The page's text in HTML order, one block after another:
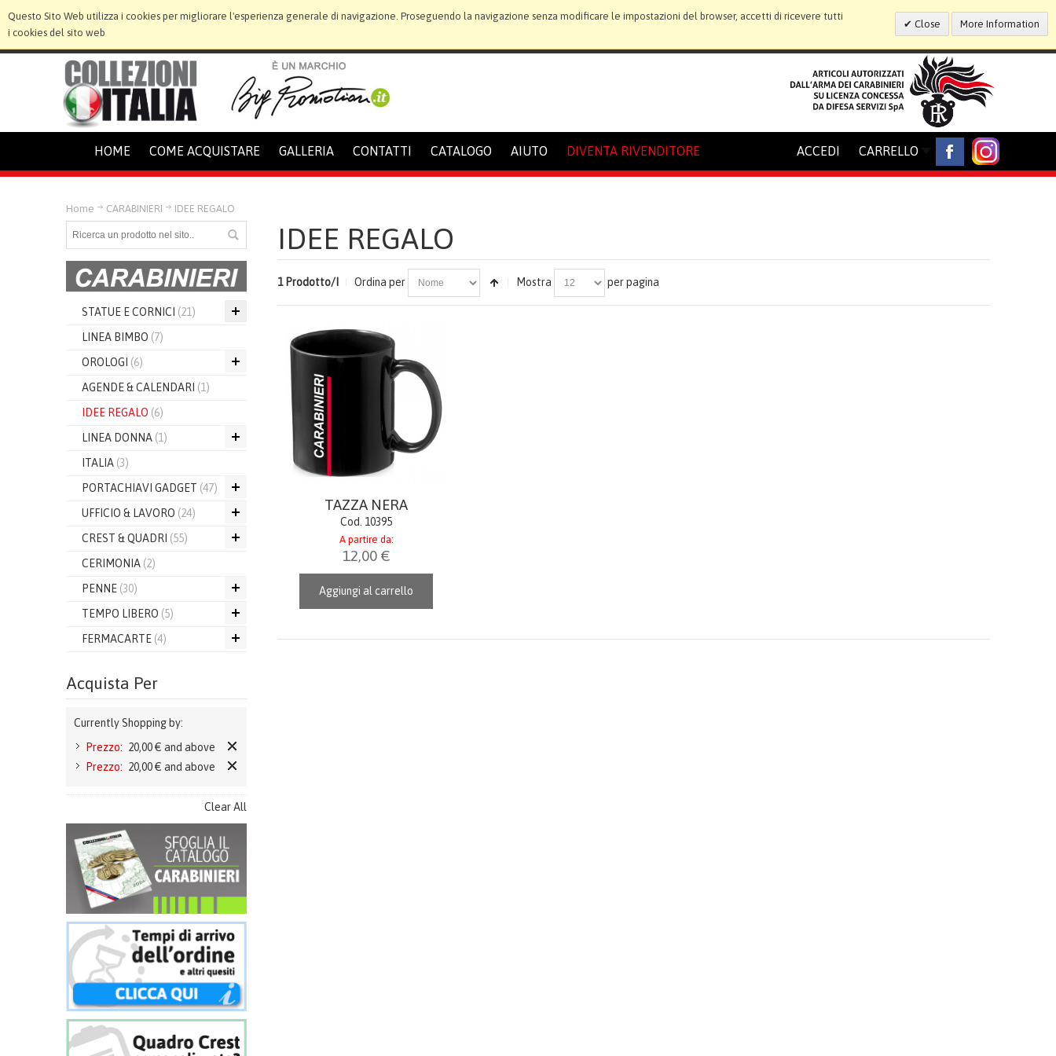
Questo Sito Web utilizza i cookies per migliorare l'esperienza generale di navigazione. Proseguendo la navigazione senza modificare le impostazioni del browser, accetti di ricevere tutti
i cookies del sito web
Close More Information
HOME COME ACQUISTARE GALLERIA CONTATTI CATALOGO AIUTO DIVENTA RIVENDITORE CARRELLO
ACCEDI
Home CARABINIERI IDEE REGALO
IDEE REGALO
1 Prodotto/I Ordina per Mostra per pagina
TAZZA NERA
Cod. 10395
A partire da:
12,00 €
Aggiungi al carrello
STATUE E CORNICI (21)
LINEA BIMBO (7)
OROLOGI (6)
AGENDE & CALENDARI (1)
IDEE REGALO (6)
LINEA DONNA (1)
ITALIA (3)
PORTACHIAVI GADGET (47)
UFFICIO & LAVORO (24)
CREST & QUADRI (55)
CERIMONIA (2)
PENNE (30)
TEMPO LIBERO (5)
FERMACARTE (4)
Acquista Per
Currently Shopping by:
Prezzo: 20,00 € and above
Prezzo: 20,00 € and above
Clear All